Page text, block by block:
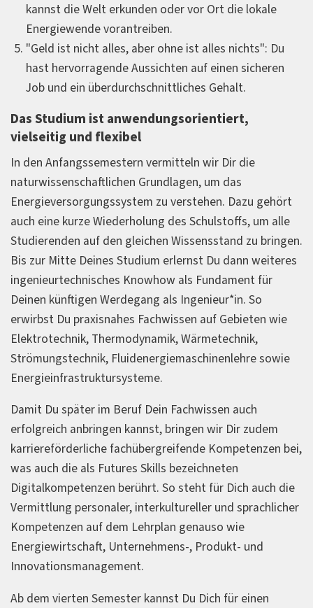
kannst die Welt erkunden oder vor Ort die lokale
Energiewende vorantreiben.
"Geld ist nicht alles, aber ohne ist alles nichts": Du
hast hervorragende Aussichten auf einen sicheren
Job und ein überdurchschnittliches Gehalt.
Das Studium ist anwendungsorientiert,
vielseitig und flexibel
In den Anfangssemestern vermitteln wir Dir die
naturwissenschaftlichen Grundlagen, um das
Energieversorgungssystem zu verstehen. Dazu gehört
auch eine kurze Wiederholung des Schulstoffs, um alle
Studierenden auf den gleichen Wissensstand zu bringen.
Bis zur Mitte Deines Studium erlernst Du dann weiteres
ingenieurtechnisches Knowhow als Fundament für
Deinen künftigen Werdegang als Ingenieur*in. So
erwirbst Du praxisnahes Fachwissen auf Gebieten wie
Elektrotechnik, Thermodynamik, Wärmetechnik,
Strömungstechnik, Fluidenergiemaschinenlehre sowie
Energieinfrastruktursysteme.
Damit Du später im Beruf Dein Fachwissen auch
erfolgreich anbringen kannst, bringen wir Dir zudem
karriereförderliche fachübergreifende Kompetenzen bei,
was auch die als Futures Skills bezeichneten
Digitalkompetenzen berührt. So steht für Dich auch die
Vermittlung personaler, interkultureller und sprachlicher
Kompetenzen auf dem Lehrplan genauso wie
Energiewirtschaft, Unternehmens-, Produkt- und
Innovationsmanagement.
Ab dem vierten Semester kannst Du Dich für einen